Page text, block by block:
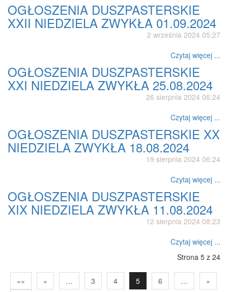
OGŁOSZENIA DUSZPASTERSKIE
XXII NIEDZIELA ZWYKŁA 01.09.2024
2 września 2024 05:27
Czytaj więcej ...
OGŁOSZENIA DUSZPASTERSKIE
XXI NIEDZIELA ZWYKŁA 25.08.2024
26 sierpnia 2024 06:24
Czytaj więcej ...
OGŁOSZENIA DUSZPASTERSKIE XX
NIEDZIELA ZWYKŁA 18.08.2024
19 sierpnia 2024 06:24
Czytaj więcej ...
OGŁOSZENIA DUSZPASTERSKIE
XIX NIEDZIELA ZWYKŁA 11.08.2024
12 sierpnia 2024 08:23
Czytaj więcej ...
Strona 5 z 24
«« « … 3 4 5 6 …
»